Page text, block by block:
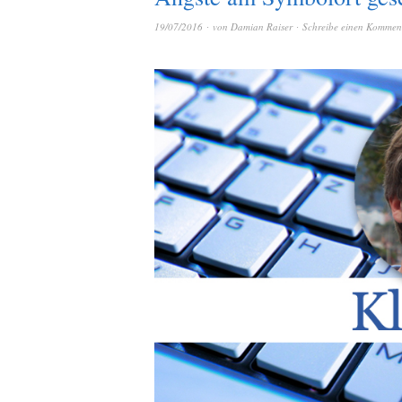
19/07/2016 von Damian Raiser Schreibe einen